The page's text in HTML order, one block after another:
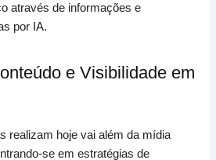
através de informações e
por IA.
e Visibilidade em
realizam hoje vai além da mídia
se em estratégias de